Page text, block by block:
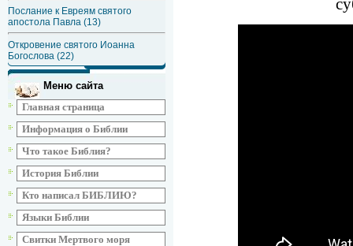
Послание к Евреям святого
апостола Павла (13)
Откровение святого Иоанна
Богослова (22)
Меню сайта
Главная страница
Информация о Библии
Что такое Библия?
История Библии
Кто написал БИБЛИЮ?
Языки Библии
Свитки Мертвого моря